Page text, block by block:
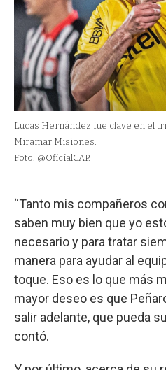
Lucas Hernández fue clave en el
Miramar Misiones.
Foto: @OficialCAP.
“Tanto mis compañeros
saben muy bien que yo
necesario y para tratar
manera para ayudar al
toque. Eso es lo que más
mayor deseo es que
salir adelante, que pueda
contó.